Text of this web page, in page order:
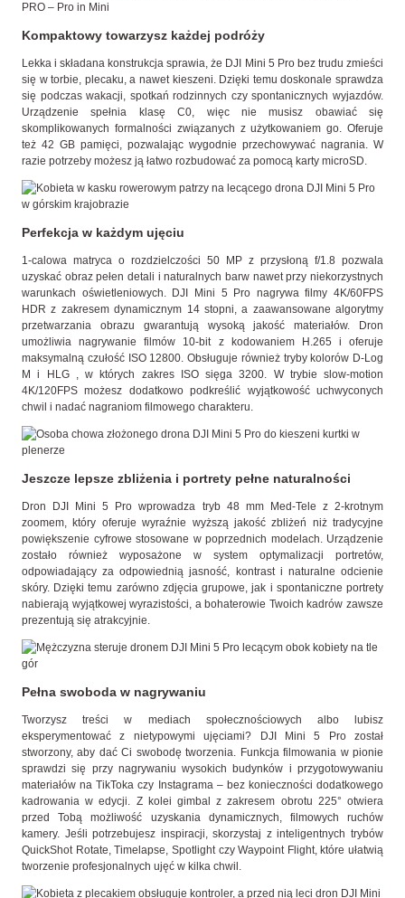
Kompaktowy towarzysz każdej podróży
Lekka i składana konstrukcja sprawia, że DJI Mini 5 Pro bez trudu zmieści
się w torbie, plecaku, a nawet kieszeni. Dzięki temu doskonale sprawdza
się podczas wakacji, spotkań rodzinnych czy spontanicznych wyjazdów.
Urządzenie spełnia klasę C0, więc nie musisz obawiać się
skomplikowanych formalności związanych z użytkowaniem go. Oferuje
też 42 GB pamięci, pozwalając wygodnie przechowywać nagrania. W
razie potrzeby możesz ją łatwo rozbudować za pomocą karty microSD.
Perfekcja w każdym ujęciu
1-calowa matryca o rozdzielczości 50 MP z przysłoną f/1.8 pozwala
uzyskać obraz pełen detali i naturalnych barw nawet przy niekorzystnych
warunkach oświetleniowych. DJI Mini 5 Pro nagrywa filmy 4K/60FPS
HDR z zakresem dynamicznym 14 stopni, a zaawansowane algorytmy
przetwarzania obrazu gwarantują wysoką jakość materiałów. Dron
umożliwia nagrywanie filmów 10-bit z kodowaniem H.265 i oferuje
maksymalną czułość ISO 12800. Obsługuje również tryby kolorów D-Log
M i HLG , w których zakres ISO sięga 3200. W trybie slow-motion
4K/120FPS możesz dodatkowo podkreślić wyjątkowość uchwyconych
chwil i nadać nagraniom filmowego charakteru.
Jeszcze lepsze zbliżenia i portrety pełne naturalności
Dron DJI Mini 5 Pro wprowadza tryb 48 mm Med-Tele z 2-krotnym
zoomem, który oferuje wyraźnie wyższą jakość zbliżeń niż tradycyjne
powiększenie cyfrowe stosowane w poprzednich modelach. Urządzenie
zostało również wyposażone w system optymalizacji portretów,
odpowiadający za odpowiednią jasność, kontrast i naturalne odcienie
skóry. Dzięki temu zarówno zdjęcia grupowe, jak i spontaniczne portrety
nabierają wyjątkowej wyrazistości, a bohaterowie Twoich kadrów zawsze
prezentują się atrakcyjnie.
Pełna swoboda w nagrywaniu
Tworzysz treści w mediach społecznościowych albo lubisz
eksperymentować z nietypowymi ujęciami? DJI Mini 5 Pro został
stworzony, aby dać Ci swobodę tworzenia. Funkcja filmowania w pionie
sprawdzi się przy nagrywaniu wysokich budynków i przygotowywaniu
materiałów na TikToka czy Instagrama – bez konieczności dodatkowego
kadrowania w edycji. Z kolei gimbal z zakresem obrotu 225° otwiera
przed Tobą możliwość uzyskania dynamicznych, filmowych ruchów
kamery. Jeśli potrzebujesz inspiracji, skorzystaj z inteligentnych trybów
QuickShot Rotate, Timelapse, Spotlight czy Waypoint Flight, które ułatwią
tworzenie profesjonalnych ujęć w kilka chwil.